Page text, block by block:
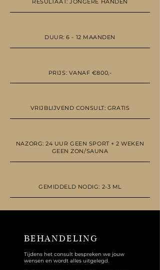
RESULTAAT: JONGERE HANDEN
DUUR: 6 - 12 MAANDEN
PRIJS: VANAF €800,-
VRIJBLIJVEND CONSULT: GRATIS
NAZORG: 24 UUR GEEN SPORT + 2 WEKEN
GEEN ZON/SAUNA
GEMIDDELD NODIG: 2-3 ML
BEHANDELING
Tijdens het consult bespreken we jouw
wensen en wordt alles uitgelegd.